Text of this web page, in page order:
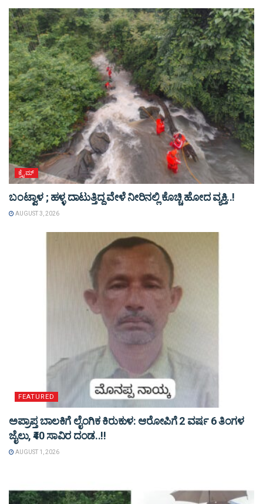
ಕ್ರೈಮ್
ಬಂಟ್ವಾಳ ; ಹಳ್ಳ ದಾಟುತ್ತಿದ್ದ ವೇಳೆ ನೀರಿನಲ್ಲಿ ಕೊಚ್ಚಿ ಹೋದ ವ್ಯಕ್ತಿ..!
AUGUST 3, 2026
FEATURED
ಅಪ್ರಾಪ್ತ ಬಾಲಕಿಗೆ ಲೈಂಗಿಕ ಕಿರುಕುಳ: ಆರೋಪಿಗೆ 2 ವರ್ಷ 6 ತಿಂಗಳ
ಜೈಲು, ₹40 ಸಾವಿರ ದಂಡ..!!
AUGUST 1, 2026